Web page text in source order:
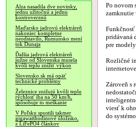
Alza nasadila dve novinky,
jednu užitočnú a jednu
kontroverznú
Maďarsko jadrovú elektráreň
nakoniec kompletne
neodstavilo, Rumunsko mení
tok Dunaja
Ďalšia jadrová elektráreň
južne od Slovenska musela
kvôli teplu znížiť výkon
Slovensko.sk má opäť
technické problémy
Železnice znižujú kvôli teplu
rýchlosť iba na 50 km/h,
spôsobuje to meškanie
V Poľsku spustili takmer
gigawatthodinové úložisko,
z LiFePO4 článkov
Po novom
zamknutie
Funkčnosť
pridávaná
pre
Rozličné
Zároveň s
viesť k
do